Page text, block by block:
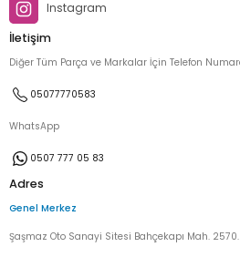
Instagram
İletişim
Diğer Tüm Parça ve Markalar İçin Telefon
05077770583
WhatsApp
0507 777 05 83
Adres
Genel Merkez
Şaşmaz Oto Sanayi Sitesi Bahçekapı Mah.